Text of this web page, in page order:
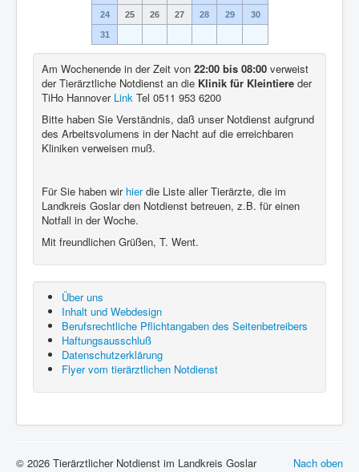
24 25 26 27 28 29 30
31
Am Wochenende in der Zeit von 22:00 bis 08:00 verweist
der Tierärztliche Notdienst an die Klinik für Kleintiere der
TiHo Hannover Link Tel 0511 953 6200
Bitte haben Sie Verständnis, daß unser Notdienst aufgrund
des Arbeitsvolumens in der Nacht auf die erreichbaren
Kliniken verweisen muß.
Für Sie haben wir hierdie Liste aller Tierärzte, die im
Landkreis Goslar den Notdienst betreuen, z.B. für einen
Notfall in der Woche.
Mit freundlichen Grüßen, T. Went.
Über uns
Inhalt und Webdesign
Berufsrechtliche Pflichtangaben des Seitenbetreibers
Haftungsausschluß
Datenschutzerklärung
Flyer vom tierärztlichen Notdienst
Nach oben
© 2026 Tierärztlicher Notdienst im Landkreis Goslar